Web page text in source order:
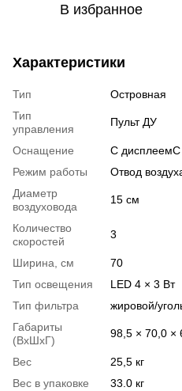
В избранное
Характеристики
Тип
Островная
Тип
управления
Пульт ДУ
Оснащение
С дисплеемС
Режим работы
Отвод
Диаметр
воздуховода
15 см
Количество
скоростей
3
Ширина, см
70
Тип освещения
LED 4 × 3 Вт
Тип фильтра
жировой/
Габариты
(ВхШхГ)
98,5 × 70,0 ×
Вес
25,5 кг
Вес в упаковке
33.0 кг